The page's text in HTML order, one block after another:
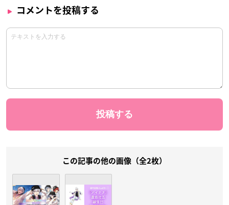
コメントを投稿する
この記事の他の画像（全2枚）